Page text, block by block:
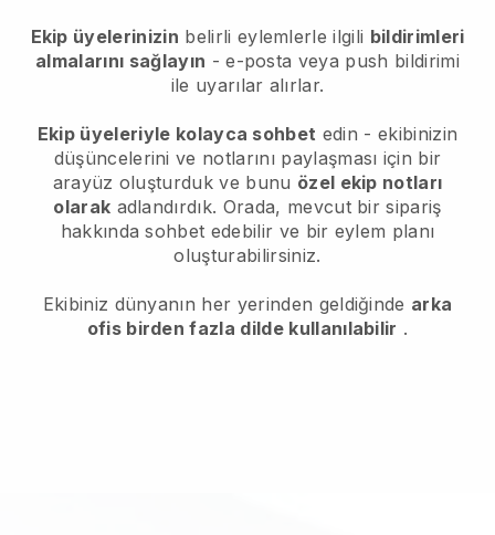
Ekip üyelerinizin belirli eylemlerle ilgili bildirimleri
almalarını sağlayın - e-posta veya push bildirimi
ile uyarılar alırlar.
Ekip üyeleriyle kolayca sohbet edin - ekibinizin
düşüncelerini ve notlarını paylaşması için bir
arayüz oluşturduk ve bunu özel ekip notları
olarak adlandırdık. Orada, mevcut bir sipariş
hakkında sohbet edebilir ve bir eylem planı
oluşturabilirsiniz.
Ekibiniz dünyanın her yerinden geldiğinde arka
ofis birden fazla dilde kullanılabilir .